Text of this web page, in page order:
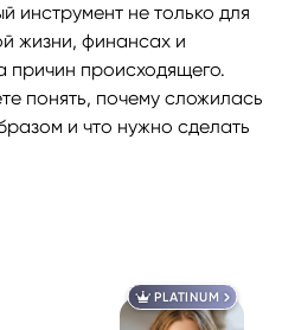
инструмент не только для
жизни, финансах и
причин происходящего.
понять, почему сложилась
и что нужно сделать
PLATINUM